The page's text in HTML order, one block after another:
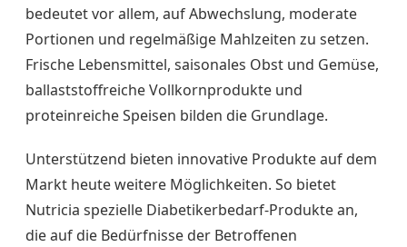
bedeutet vor allem, auf Abwechslung, moderate
Portionen und regelmäßige Mahlzeiten zu setzen.
Frische Lebensmittel, saisonales Obst und Gemüse,
ballaststoffreiche Vollkornprodukte und
proteinreiche Speisen bilden die Grundlage.
Unterstützend bieten innovative Produkte auf dem
Markt heute weitere Möglichkeiten. So bietet
Nutricia spezielle Diabetikerbedarf-Produkte an,
die auf die Bedürfnisse der Betroffenen